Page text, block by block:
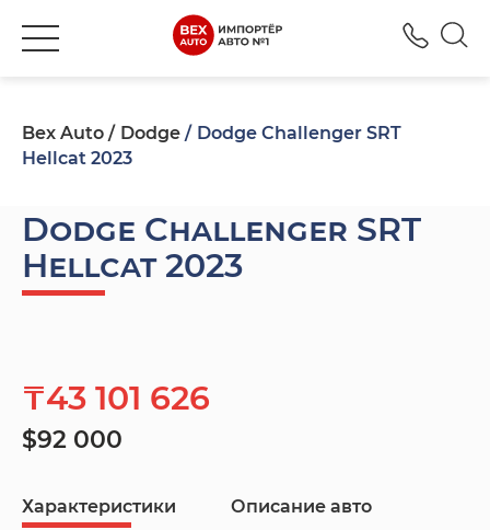
Bex Auto Dodge
Dodge Challenger SRT
Hellcat 2023
Dodge Challenger SRT
Hellcat 2023
₸43 101 626
$92 000
Характеристики Описание авто